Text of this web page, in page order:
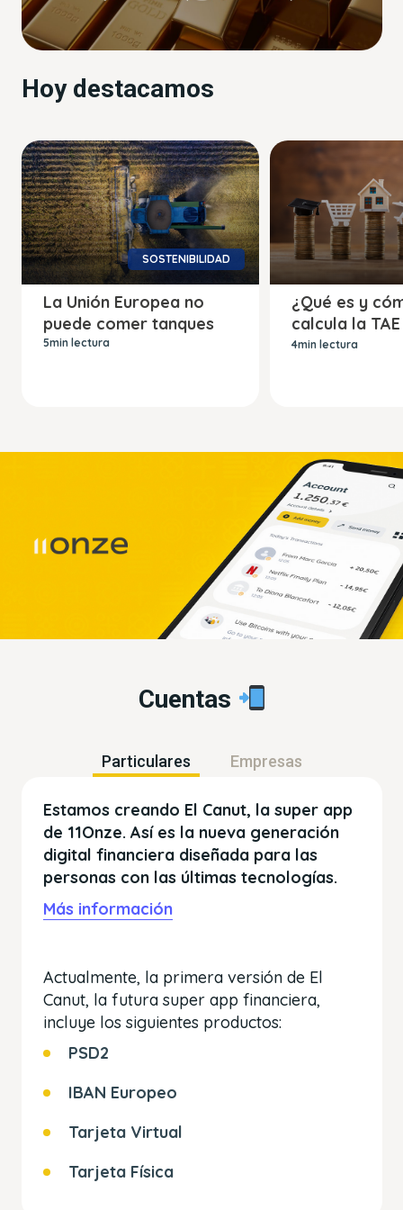
Hoy destacamos
SOSTENIBILIDAD
La Unión Europea no
puede comer tanques
5min lectura
¿Qué es y
calcula la
préstamo?
4min lectura
Cuentas
Particulares Empresas
Estamos creando El Canut, la super app
de 11Onze. Así es la nueva generación
digital financiera diseñada para las
personas con las últimas tecnologías.
Más información
Actualmente, la primera versión de El
Canut, la futura super app financiera,
incluye los siguientes productos:
PSD2
IBAN Europeo
Tarjeta Virtual
Tarjeta Física